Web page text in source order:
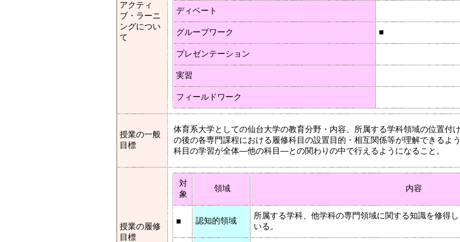
アクティ
ブ・ラーニ
ングについ
て
ディベート
グループワーク ■
プレゼンテーション
実習
フィールドワーク
授業の一般
目標
体育系大学としての仙台大学の教育分野・内容、所属する学科領域の位置付
の後の各専門課程における履修科目の設置目的・相互関係等が理解できるよ
科目の学習が全体―他の科目―との関わりの中で行えるようになること。
授業の履修
目標
対
象
領域 内容
■ 認知的領域
所属する学科、他学科の専門領域に関する知識を修得
いる。